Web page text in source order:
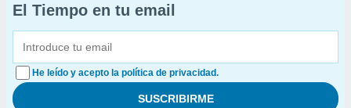
El Tiempo en tu email
He leído y acepto la política de privacidad.